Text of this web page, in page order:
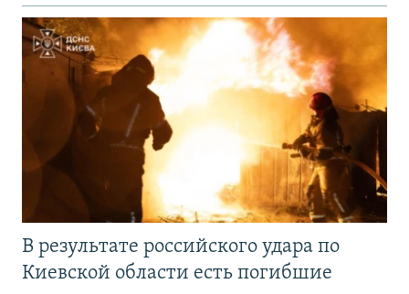
В результате российского удара по
Киевской области есть погибшие